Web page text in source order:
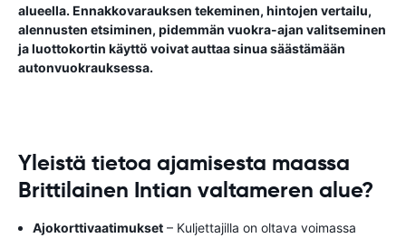
alueella. Ennakkovarauksen tekeminen, hintojen vertailu,
alennusten etsiminen, pidemmän vuokra-ajan valitseminen
ja luottokortin käyttö voivat auttaa sinua säästämään
autonvuokrauksessa.
Yleistä tietoa ajamisesta maassa
Brittilainen Intian valtameren alue?
Ajokorttivaatimukset – Kuljettajilla on oltava voimassa